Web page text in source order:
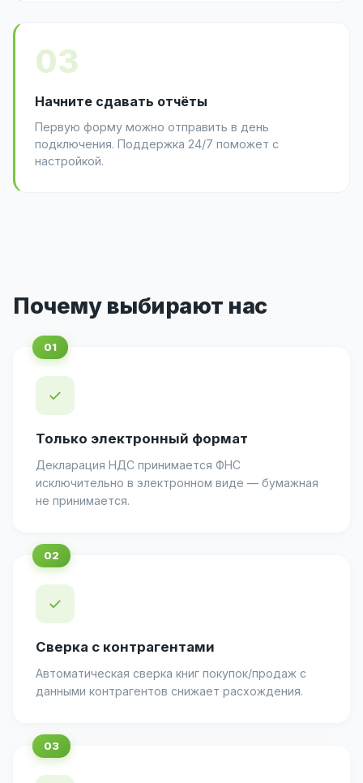
03
Начните сдавать отчёты
Первую форму можно отправить в день
подключения. Поддержка 24/7 поможет с
настройкой.
Почему выбирают нас
✓
Только электронный формат
Декларация НДС принимается ФНС
исключительно в электронном виде — бумажная
не принимается.
✓
Сверка с контрагентами
Автоматическая сверка книг покупок/продаж с
данными контрагентов снижает расхождения.